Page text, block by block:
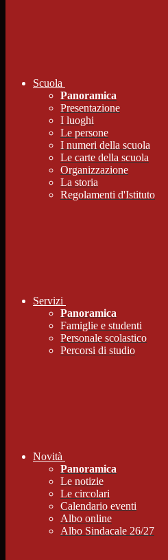
Scuola
Panoramica
Presentazione
I luoghi
Le persone
I numeri della scuola
Le carte della scuola
Organizzazione
La storia
Regolamenti d'Istituto
Servizi
Panoramica
Famiglie e studenti
Personale scolastico
Percorsi di studio
Novità
Panoramica
Le notizie
Le circolari
Calendario eventi
Albo online
Albo Sindacale 26/27